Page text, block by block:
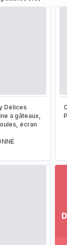
Délices
à gâteaux,
écran